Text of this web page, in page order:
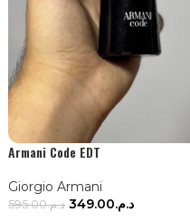
Armani Code EDT
Giorgio Armani
د.م.595.00 د.م.349.00